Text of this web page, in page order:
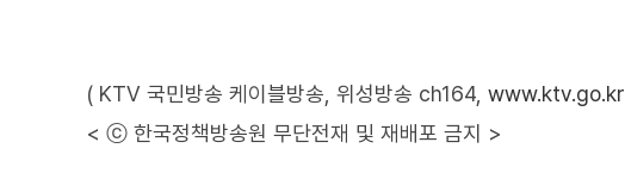
( KTV 국민방송 케이블방송, 위성방송 ch164, www.ktv.go.kr
< ⓒ 한국정책방송원 무단전재 및 재배포 금지 >